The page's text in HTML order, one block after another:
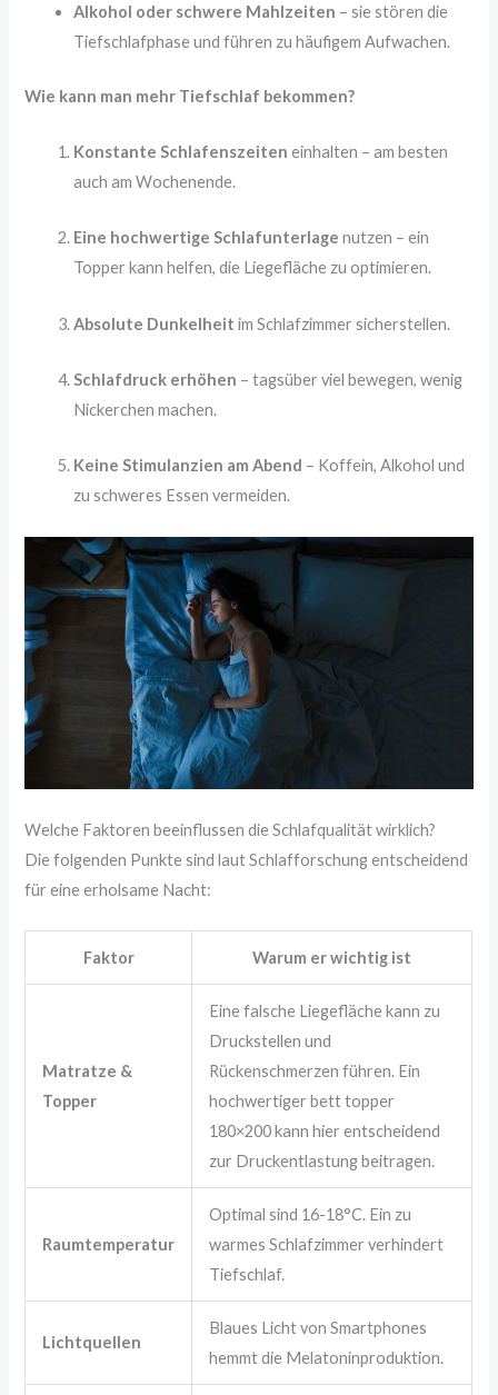
Alkohol oder schwere Mahlzeiten – sie stören die
Tiefschlafphase und führen zu häufigem Aufwachen.
Wie kann man mehr Tiefschlaf bekommen?
Konstante Schlafenszeiten einhalten – am besten
auch am Wochenende.
Eine hochwertige Schlafunterlage nutzen – ein
Topper kann helfen, die Liegefläche zu optimieren.
Absolute Dunkelheit im Schlafzimmer sicherstellen.
Schlafdruck erhöhen – tagsüber viel bewegen, wenig
Nickerchen machen.
Keine Stimulanzien am Abend – Koffein, Alkohol und
zu schweres Essen vermeiden.
Welche Faktoren beeinflussen die Schlafqualität wirklich?
Die folgenden Punkte sind laut Schlafforschung entscheidend
für eine erholsame Nacht:
Faktor Warum er wichtig ist
Matratze &
Topper
Eine falsche Liegefläche kann zu
Druckstellen und
Rückenschmerzen führen. Ein
hochwertiger bett topper
180×200 kann hier entscheidend
zur Druckentlastung beitragen.
Raumtemperatur
Optimal sind 16-18°C. Ein zu
warmes Schlafzimmer verhindert
Tiefschlaf.
Lichtquellen
Blaues Licht von Smartphones
hemmt die Melatoninproduktion.